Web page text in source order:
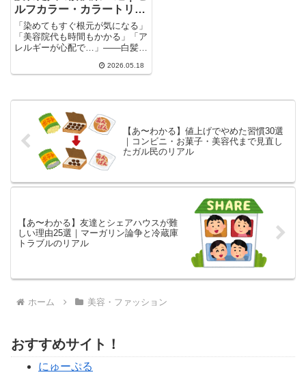
ルフカラー・カラートリー
トメント・グレイヘア移行
の体験談まとめ
「染めてもすぐ根元が気になる」
「美容院代も時間もかかる」「ア
レルギーが心配で…」——白髪染
2026.05.18
【あ〜わかる】値上げでやめた習慣30選
｜コンビニ・お菓子・美容代まで見直し
たガル民のリアル
【あ〜わかる】友達とシェアハウスが難
しい理由25選｜マーガリン論争と冷蔵庫
トラブルのリアル
ホーム 美容・ファッション
おすすめサイト！
にゅーぷる